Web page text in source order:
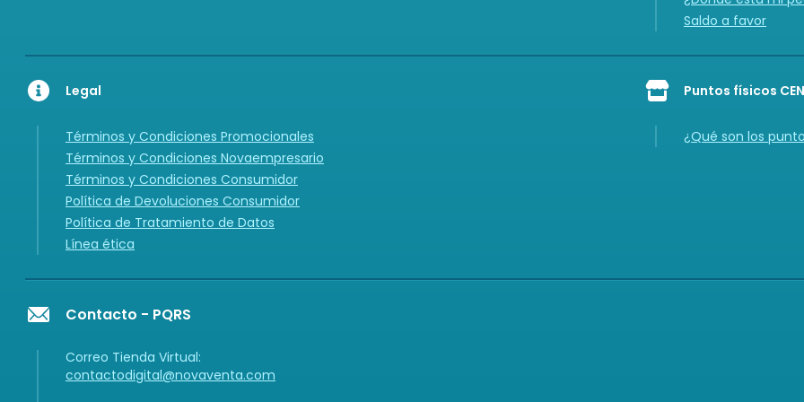
Saldo a favor
Icon of store
Puntos físicos CEN
¿Qué son los
Legal
Términos y Condiciones Promocionales
Términos y Condiciones Novaempresario
Términos y Condiciones Consumidor
Política de Devoluciones Consumidor
Política de Tratamiento de Datos
Línea ética
Contacto - PQRS
Correo Tienda Virtual:
contactodigital@novaventa.com